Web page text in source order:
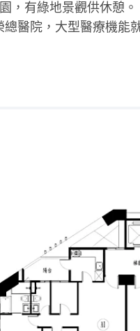
，有綠地景觀供休憩。
總醫院，大型醫療機能